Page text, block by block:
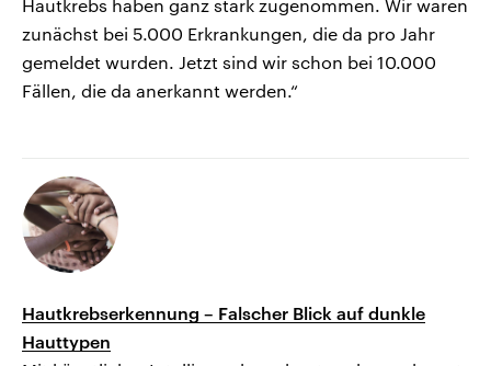
Hautkrebs haben ganz stark zugenommen. Wir waren
zunächst bei 5.000 Erkrankungen, die da pro Jahr
gemeldet wurden. Jetzt sind wir schon bei 10.000
Fällen, die da anerkannt werden.“
Hautkrebserkennung – Falscher Blick auf dunkle
Hauttypen